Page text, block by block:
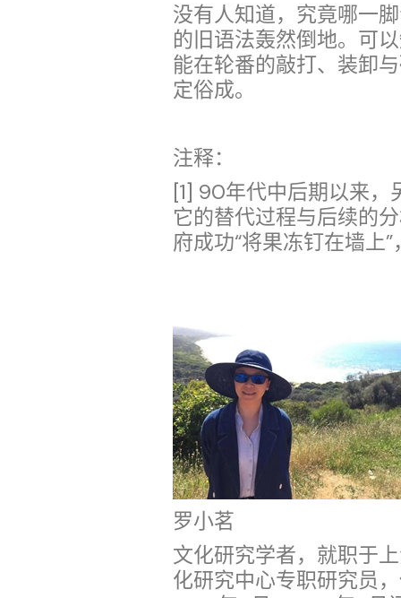
没有人知道，究竟哪一
的旧语法轰然倒地。可
能在轮番的敲打、装卸
定俗成。
注释：
[1] 90年代中后期以来，
它的替代过程与后续的
府成功“将果冻钉在墙上
罗小茗
文化研究学者，就职于
化研究中心专职研究员